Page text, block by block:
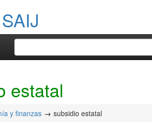
estatal
y finanzas subsidio estatal